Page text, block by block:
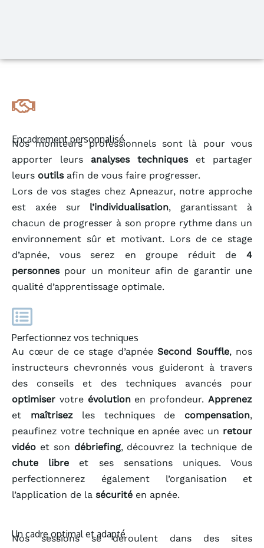
Encadrement personnalisé
Nos moniteurs professionnels sont là pour vous
apporter leurs analyses techniqueset partager
leurs outilsafin de vous faire progresser.
Lors de vos stages chez Apneazur, notre approche
est axée sur l’individualisation, garantissant à
chacun de progresser à son propre rythme dans un
environnement sûr et motivant. Lors de ce stage
d’apnée, vous serez en groupe réduit de 4
personnespour un moniteur afin de garantir une
qualité d’apprentissage optimale.
Perfectionnez vos techniques
Au cœur de ce stage d’apnée Second Souffle, nos
instructeurs chevronnés vous guideront à travers
des conseils et des techniques avancés pour
optimiser votre évolutionen profondeur.Apprenez
et maîtrisezles techniques de compensation,
peaufinez votre technique en apnée avec un retour
vidéo et son débriefing, découvrez la technique de
chute libre et ses sensations uniques. Vous
perfectionnerez également l’organisation et
l’application de la sécurité en apnée.
Un cadre optimal et adapté
Nos sessions se déroulent dans des sites